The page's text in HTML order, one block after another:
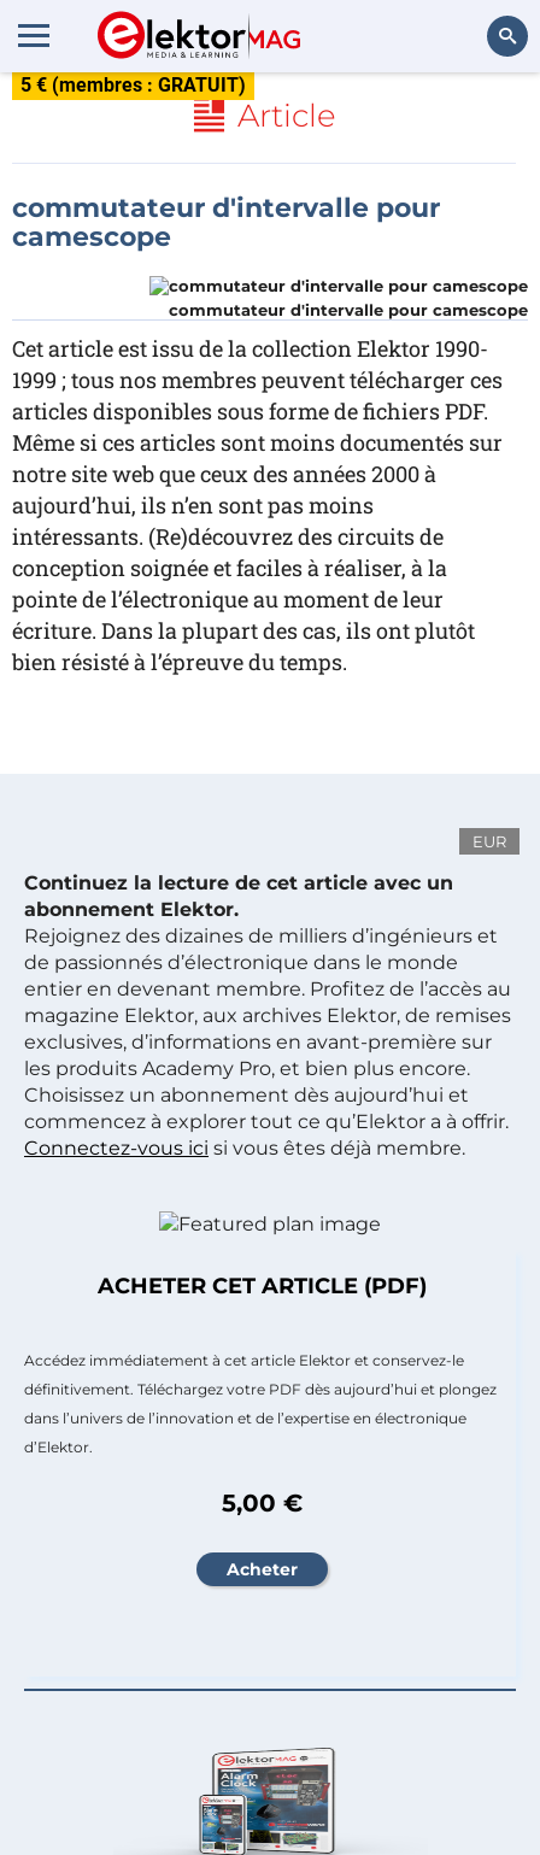
5 € (membres : GRATUIT)
Article
commutateur d'intervalle pour
camescope
commutateur d'intervalle pour camescope
Cet article est issu de la collection Elektor 1990-
1999 ; tous nos membres peuvent télécharger ces
articles disponibles sous forme de fichiers PDF.
Même si ces articles sont moins documentés sur
notre site web que ceux des années 2000 à
aujourd’hui, ils n’en sont pas moins
intéressants. (Re)découvrez des circuits de
conception soignée et faciles à réaliser, à la
pointe de l’électronique au moment de leur
écriture. Dans la plupart des cas, ils ont plutôt
bien résisté à l’épreuve du temps.
EUR
Continuez la lecture de cet article avec un
abonnement Elektor.
Rejoignez des dizaines de milliers d’ingénieurs et
de passionnés d’électronique dans le monde
entier en devenant membre. Profitez de l’accès au
magazine Elektor, aux archives Elektor, de remises
exclusives, d’informations en avant-première sur
les produits Academy Pro, et bien plus encore.
Choisissez un abonnement dès aujourd’hui et
commencez à explorer tout ce qu’Elektor a à offrir.
Connectez-vous ici si vous êtes déjà membre.
ACHETER CET ARTICLE (PDF)
Accédez immédiatement à cet article Elektor et conservez-le
définitivement. Téléchargez votre PDF dès aujourd’hui et plongez
dans l’univers de l’innovation et de l’expertise en électronique
d’Elektor.
5,00 €